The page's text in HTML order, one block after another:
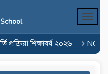
প্রক্রিয়া শিক্ষাবর্ষ ২০২৬ NOC